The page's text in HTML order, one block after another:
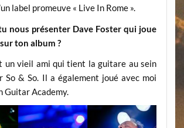
label promeuve « Live In Rome ».
nous présenter Dave Foster qui joue
ton album ?
un vieil ami qui tient la guitare au sein
So & So. Il a également joué avec moi
Guitar Academy.